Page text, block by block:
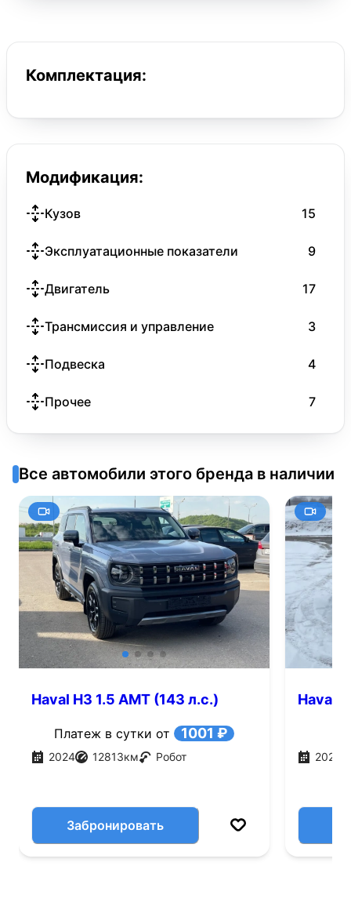
Комплектация:
Модификация:
Кузов 15
Эксплуатационные показатели 9
Двигатель 17
Трансмиссия и управление 3
Подвеска 4
Прочее 7
Все автомобили этого бренда в наличии
Haval H3 1.5 AMT (143 л.с.)
Платеж в сутки от 1001 ₽
2024 12813км Робот
Забронировать
Haval
2024